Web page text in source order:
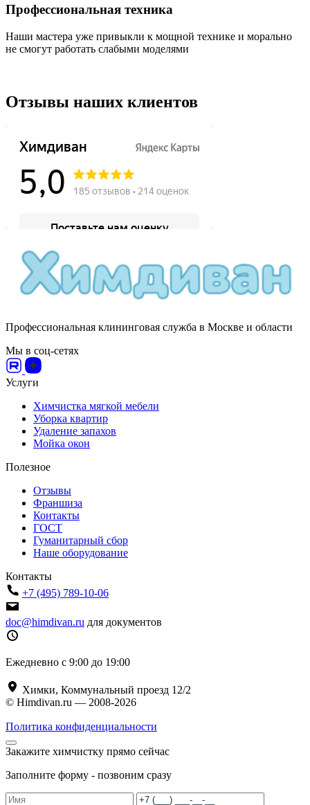
Профессиональная техника
Наши мастера уже привыкли к мощной технике и морально
не смогут работать слабыми моделями
Отзывы наших клиентов
Профессиональная клининговая служба в Москве и области
Мы в соц-сетях
Услуги
Химчистка мягкой мебели
Уборка квартир
Удаление запахов
Мойка окон
Полезное
Отзывы
Франшиза
Контакты
ГОСТ
Гуманитарный сбор
Наше оборудование
Контакты
+7 (495) 789-10-06
doc@himdivan.ru для документов
Ежедневно с 9:00 до 19:00
Химки, Коммунальный проезд 12/2
© Himdivan.ru — 2008-2026
Политика конфиденциальности
Закажите химчистку прямо сейчас
Заполните форму - позвоним сразу